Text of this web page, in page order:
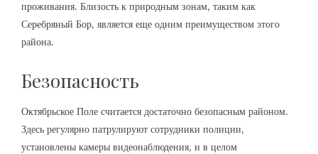
проживания. Близость к природным зонам, таким как
Серебряный Бор, является еще одним преимуществом этого
района.
Безопасность
Октябрьское Поле считается достаточно безопасным районом.
Здесь регулярно патрулируют сотрудники полиции,
установлены камеры видеонаблюдения, и в целом